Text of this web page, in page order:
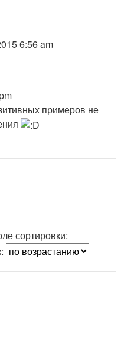
6:56 am
примеров не
сортировки: